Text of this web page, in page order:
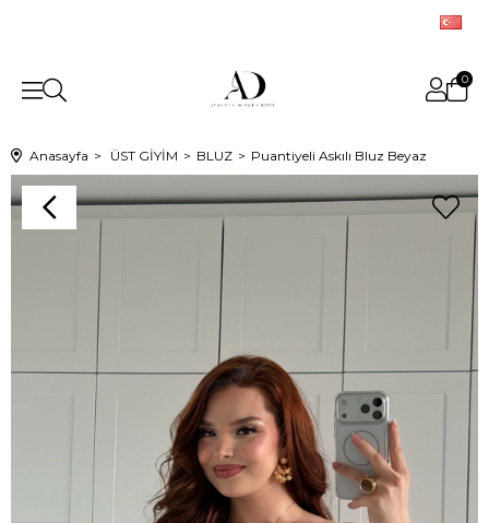
0
Anasayfa ÜST GİYİM BLUZ Puantiyeli Askılı Bluz Beyaz